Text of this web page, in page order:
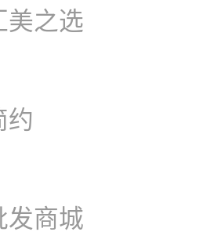
美之选
约
发商城